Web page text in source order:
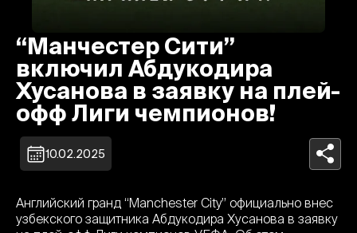
“Манчестер Сити”
включил Абдукодира
Хусанова в заявку на плей-
офф Лиги чемпионов!
10.02.2025
Английский гранд “Manchester City” официально внес
узбекского защитника Абдукодира Хусанова в заявку